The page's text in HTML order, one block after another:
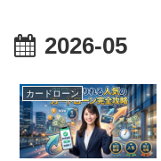
2026-05
カードローン